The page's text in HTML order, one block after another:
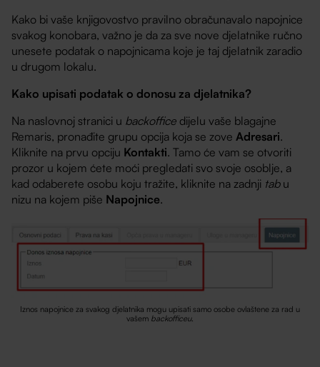
Kako bi vaše knjigovostvo pravilno obračunavalo napojnice
svakog konobara, važno je da za sve nove djelatnike ručno
unesete podatak o napojnicama koje je taj djelatnik zaradio
u drugom lokalu.
Kako upisati podatak o donosu za djelatnika?
Na naslovnoj stranici u backoffice dijelu vaše blagajne
Remaris, pronađite grupu opcija koja se zoveAdresari.
Kliknite na prvu opciju Kontakti. Tamo će vam se otvoriti
prozor u kojem ćete moći pregledati svo svoje osoblje, a
kad odaberete osobu koju tražite, kliknite na zadnji tabu
nizu na kojem piše Napojnice.
Iznos napojnice za svakog djelatnika mogu upisati samo osobe ovlaštene za rad u
vašem backofficeu.